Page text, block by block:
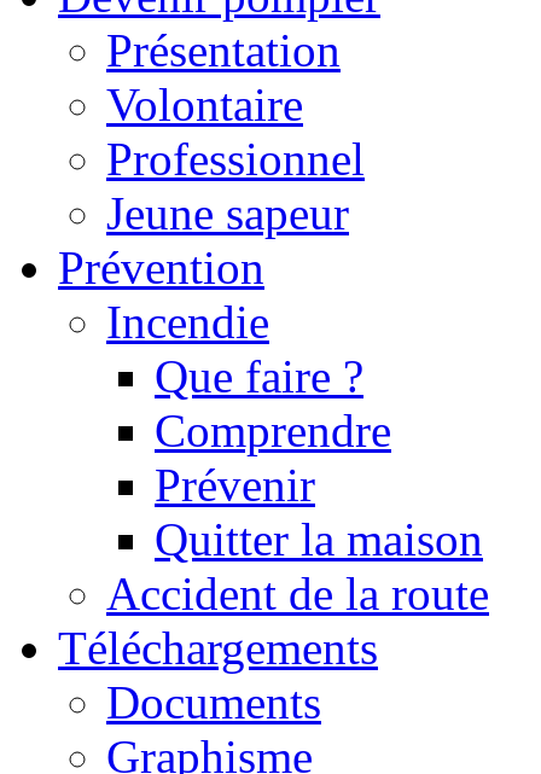
Présentation
Volontaire
Professionnel
Jeune sapeur
Prévention
Incendie
Que faire ?
Comprendre
Prévenir
Quitter la maison
Accident de la route
Téléchargements
Documents
Graphisme